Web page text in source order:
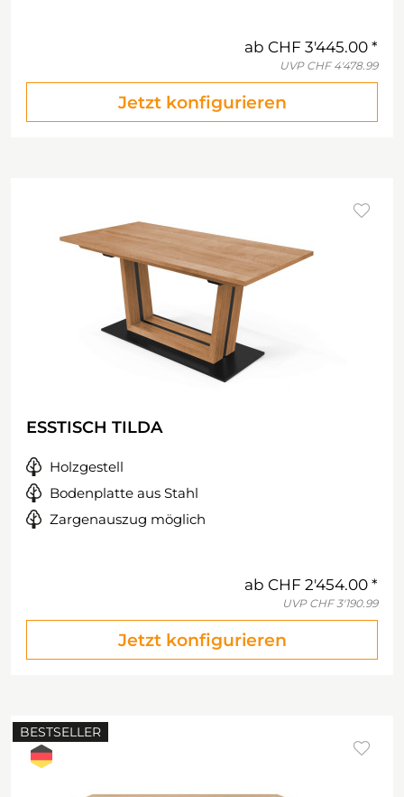
ab CHF 3'445.00
UVP CHF 4'478.99
Jetzt konfigurieren
ESSTISCH TILDA
Holzgestell
Bodenplatte aus Stahl
Zargenauszug möglich
ab CHF 2'454.00
UVP CHF 3'190.99
Jetzt konfigurieren
BESTSELLER